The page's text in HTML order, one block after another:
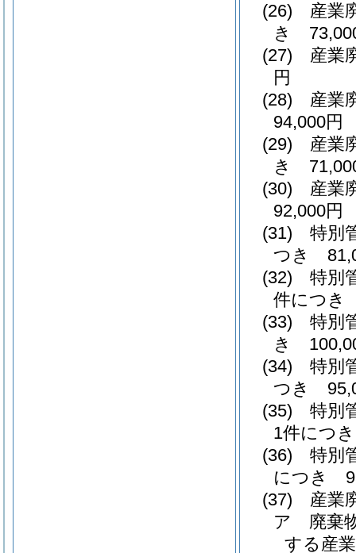
(26)
産業
き
(27)
産業
円
(28)
産業
94,000円
(29)
産業
き
(30)
産業
92,000円
(31)
特別
つき
(32)
特別
件につき
(33)
特別
き
(34)
特別
つき
(35)
特別
1件につ
(36)
特別
につき
(37)
産業
ア
廃棄
する産